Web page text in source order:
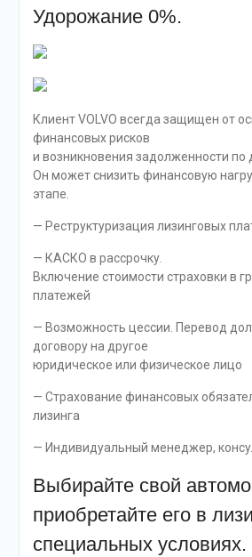
Удорожание 0%.
Клиент VOLVO всегда защищен от
финансовых рисков
и возникновения задолженности по
Он может снизить финансовую
этапе.
— Реструктуризация лизинговых
— КАСКО в рассрочку.
Включение стоимости страховки в
платежей
— Возможность цессии. Перевод
договору на другое
юридическое или физическое лицо
— Страхование финансовых
лизинга
— Индивидуальный менеджер,
Выбирайте свой
приобретайте его в
специальных условиях.